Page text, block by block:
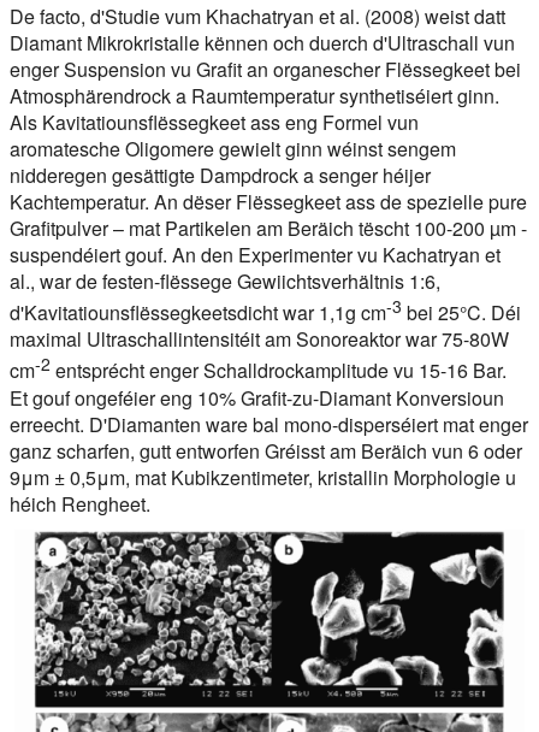
De facto, d'Studie vum Khachatryan et al. (2008) weist datt
Diamant Mikrokristalle kënnen och duerch d'Ultraschall vun
enger Suspension vu Grafit an organescher Flëssegkeet bei
Atmosphärendrock a Raumtemperatur synthetiséiert ginn.
Als Kavitatiounsflëssegkeet ass eng Formel vun
aromatesche Oligomere gewielt ginn wéinst sengem
nidderegen gesättigte Dampdrock a senger héijer
Kachtemperatur. An dëser Flëssegkeet ass de spezielle pure
Grafitpulver – mat Partikelen am Beräich tëscht 100-200 µm -
suspendéiert gouf. An den Experimenter vu Kachatryan et
al., war de festen-flëssege Gewiichtsverhältnis 1:6,
d'Kavitatiounsflëssegkeetsdicht war 1,1g cm-3 bei 25°C. Déi
maximal Ultraschallintensitéit am Sonoreaktor war 75-80W
cm-2 entsprécht enger Schalldrockamplitude vu 15-16 Bar.
Et gouf ongeféier eng 10% Grafit-zu-Diamant Konversioun
erreecht. D'Diamanten ware bal mono-disperséiert mat enger
ganz scharfen, gutt entworfen Gréisst am Beräich vun 6 oder
9μm ± 0,5μm, mat Kubikzentimeter, kristallin Morphologie u
héich Rengheet.